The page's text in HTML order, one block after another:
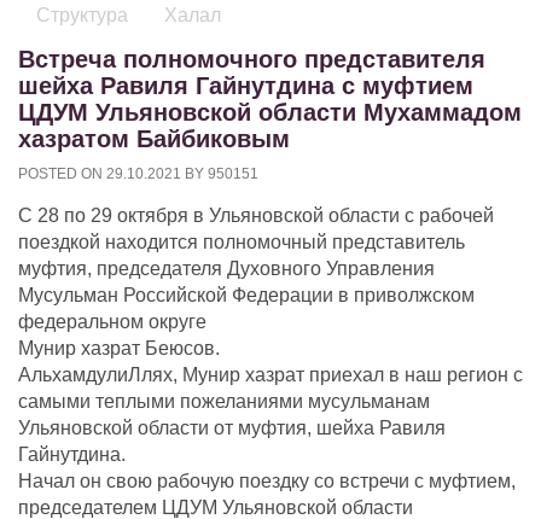
Структура Халал
Встреча полномочного представителя
шейха Равиля Гайнутдина с муфтием
ЦДУМ Ульяновской области Мухаммадом
хазратом Байбиковым
POSTED ON 29.10.2021 BY 950151
С 28 по 29 октября в Ульяновской области с рабочей
поездкой находится полномочный представитель
муфтия, председателя Духовного Управления
Мусульман Российской Федерации в приволжском
федеральном округе
Мунир хазрат Беюсов.
АльхамдулиЛлях, Мунир хазрат приехал в наш регион с
самыми теплыми пожеланиями мусульманам
Ульяновской области от муфтия, шейха Равиля
Гайнутдина.
Начал он свою рабочую поездку со встречи с муфтием,
председателем ЦДУМ Ульяновской области